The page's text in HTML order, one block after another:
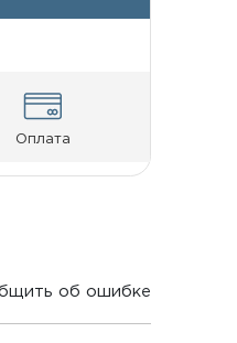
Оплата
об ошибке